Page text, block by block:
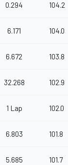
0.294 104.2
6.171 104.0
6.672 103.8
32.268 102.9
1 Lap 102.0
6.803 101.8
5.685 101.7